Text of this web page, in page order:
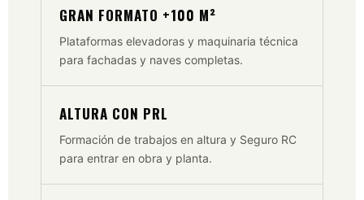
GRAN FORMATO +100 M²
Plataformas elevadoras y maquinaria técnica
para fachadas y naves completas.
ALTURA CON PRL
Formación de trabajos en altura y Seguro RC
para entrar en obra y planta.